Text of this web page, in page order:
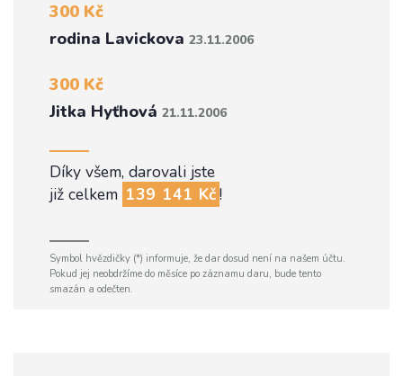
300 Kč
rodina Lavickova 23.11.2006
300 Kč
Jitka Hyťhová 21.11.2006
Díky všem, darovali jste
již celkem 139 141 Kč!
Symbol hvězdičky (*) informuje, že dar dosud není na našem účtu.
Pokud jej neobdržíme do měsíce po záznamu daru, bude tento
smazán a odečten.